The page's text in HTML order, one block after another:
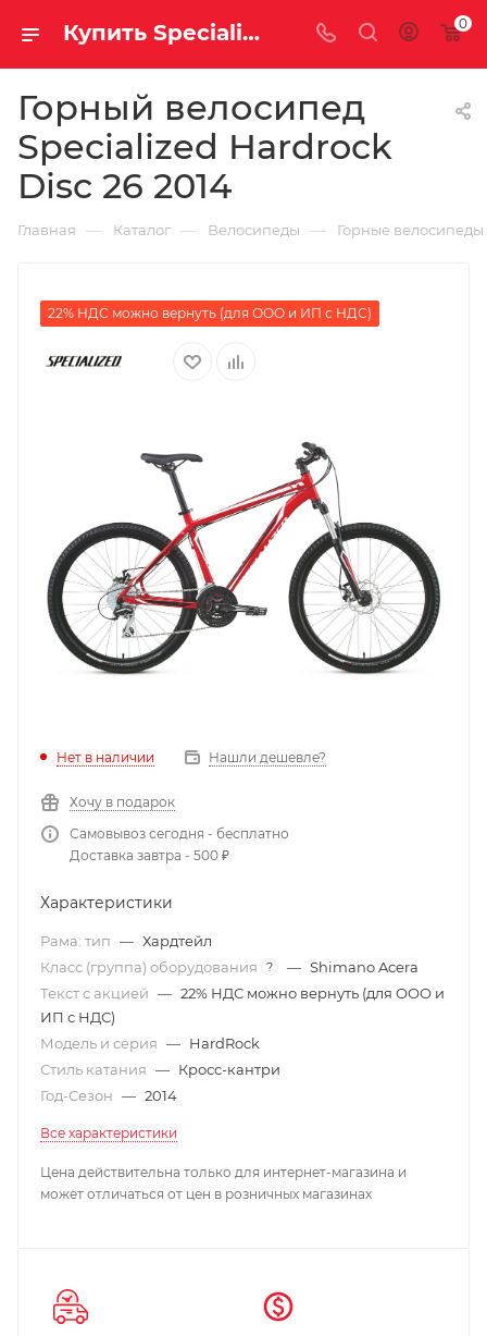
Купить Specialized Hardrock Disc 26 2014 за рублей, а со скидкой 0
Горный велосипед
Specialized Hardrock
Disc 26 2014
Главная — Каталог — Велосипеды — Горные велосипеды
22% НДС можно вернуть (для ООО и ИП с НДС)
Нет в наличии Нашли дешевле?
Хочу в подарок
Самовывоз сегодня - бесплатно
Доставка завтра - 500 ₽
Характеристики
Рама: тип — Хардтейл
Класс (группа) оборудования
? — Shimano Acera
Текст с акцией — 22% НДС можно вернуть (для ООО и
ИП с НДС)
Модель и серия — HardRock
Стиль катания — Кросс-кантри
Год-Сезон — 2014
Все характеристики
Цена действительна только для интернет-магазина и
может отличаться от цен в розничных магазинах